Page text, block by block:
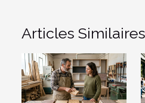
Articles Similaires